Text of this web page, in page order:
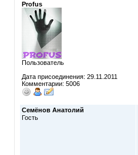
Profus
Пользователь
Дата присоединения: 29.11.2011
Комментарии: 5006
Семёнов Анатолий
Гость